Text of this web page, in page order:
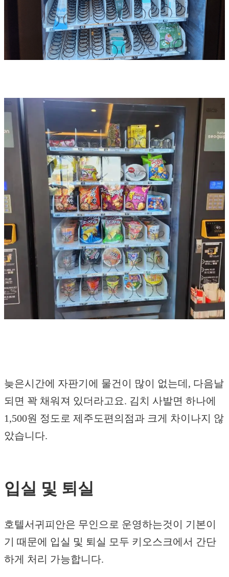
늦은시간에 자판기에 물건이 많이 없는데, 다음날
되면 꽉 채워져 있더라고요. 김치 사발면 하나에
1,500원 정도로 제주도편의점과 크게 차이나지 않
았습니다.
입실 및 퇴실
호텔서귀피안은 무인으로 운영하는것이 기본이
기 때문에 입실 및 퇴실 모두 키오스크에서 간단
하게 처리 가능합니다.